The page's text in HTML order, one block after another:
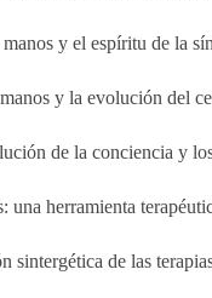
y el espíritu de la
y la evolución del
de la conciencia y
una herramienta
sintergética de las